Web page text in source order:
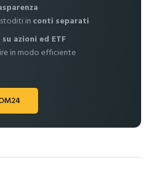
in conti separati
azioni ed ETF
in modo efficiente